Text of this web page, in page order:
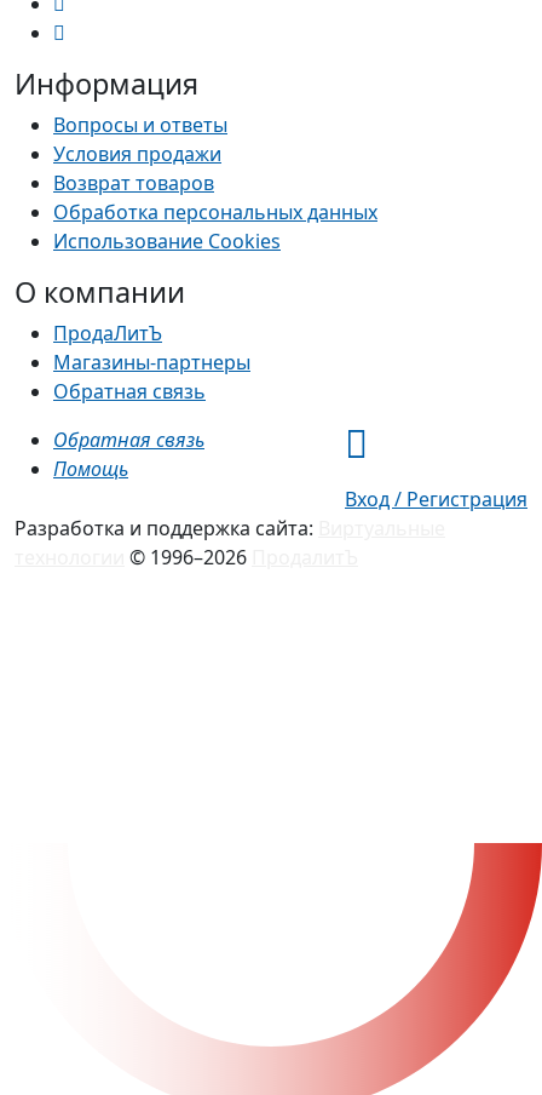
Информация
Вопросы и ответы
Условия продажи
Возврат товаров
Обработка персональных данных
Использование Cookies
О компании
ПродаЛитЪ
Магазины-партнеры
Обратная связь
Обратная связь
Помощь
Вход / Регистрация
Разработка и поддержка сайта:
© 1996–2026